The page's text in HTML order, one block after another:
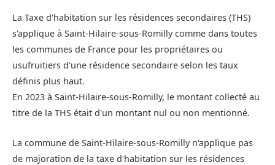
La Taxe d'habitation sur les résidences secondaires (THS)
s'applique à Saint-Hilaire-sous-Romilly comme dans toutes
les communes de France pour les propriétaires ou
usufruitiers d'une résidence secondaire selon les taux
définis plus haut.
En 2023 à Saint-Hilaire-sous-Romilly, le montant collecté au
titre de la THS était d'un montant nul ou non mentionné.
La commune de Saint-Hilaire-sous-Romilly n'applique pas
de majoration de la taxe d'habitation sur les résidences